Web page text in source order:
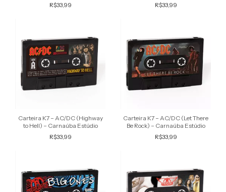
R$33,99
R$33,99
Carteira K7 – AC/DC (Highway
to Hell) – Carnaúba Estúdio
R$33,99
Carteira K7 – AC/DC (Let There
Be Rock) – Carnaúba Estúdio
R$33,99